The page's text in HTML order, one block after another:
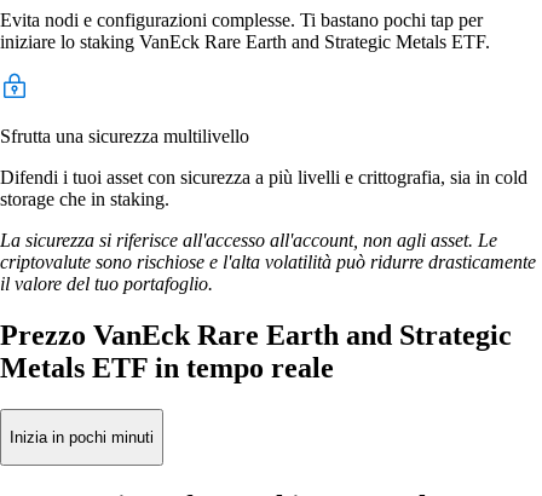
Evita nodi e configurazioni complesse. Ti bastano pochi tap per
iniziare lo staking VanEck Rare Earth and Strategic Metals ETF.
Sfrutta una sicurezza multilivello
Difendi i tuoi asset con sicurezza a più livelli e crittografia, sia in cold
storage che in staking.
La sicurezza si riferisce all'accesso all'account, non agli asset. Le
criptovalute sono rischiose e l'alta volatilità può ridurre drasticamente
il valore del tuo portafoglio.
Prezzo VanEck Rare Earth and Strategic
Metals ETF in tempo reale
Inizia in pochi minuti